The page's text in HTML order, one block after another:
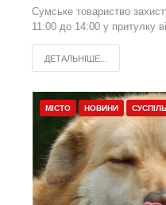
Сумське товариство
11:00 до 14:00 у притулку
ДЕТАЛЬНІШЕ...
МІСТО НОВИНИ